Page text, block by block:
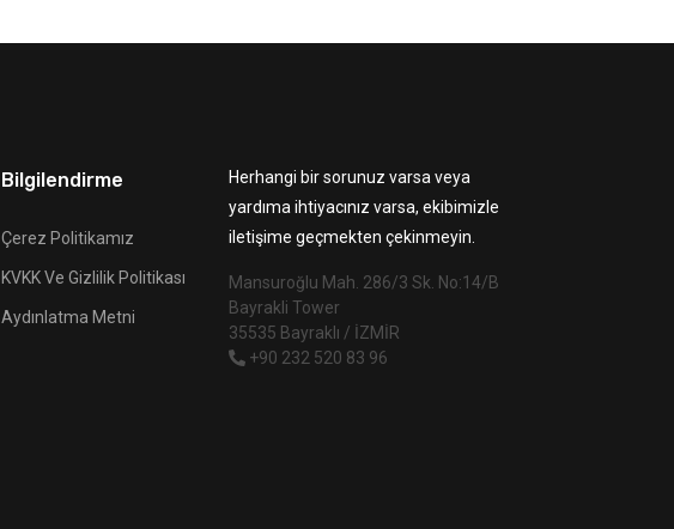
Bilgilendirme
Çerez Politikamız
KVKK Ve Gizlilik Politikası
Aydınlatma Metni
Herhangi bir sorunuz varsa veya
yardıma ihtiyacınız varsa, ekibimizle
iletişime geçmekten çekinmeyin.
Mansuroğlu Mah. 286/3 Sk. No:14/B
Bayrakli Tower
35535 Bayraklı / İZMİR
+90 232 520 83 96